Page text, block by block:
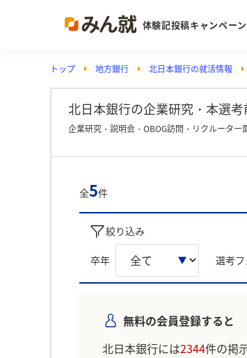
体験記投稿キャンペーン
Post
投稿する
ランキ
Vote
注目の
トップ 地方銀行 北日本銀行の就活情報
北日本銀行の企業研究・本選考
企業研究・説明会・OBOG訪問・リクルーター
全5件
絞り込み
卒年 選考
無料の会員登録すると
北日本銀行には2344件の掲